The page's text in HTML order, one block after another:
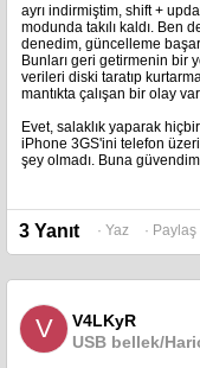
Velhasıl kelam, konuyla
bahsettiğim özelliklere
Teşekkürler.
ayrı indirmiştim, shift +
modunda takılı kaldı. Ben
denedim, güncelleme
Bunları geri getirmenin bir
verileri diski taratıp
mantıkta çalışan bir olay var
Evet, salaklık yaparak
iPhone 3GS'ini telefon
şey olmadı. Buna
3 Yanıt · Yaz · Paylaş
V
V4LKyR
USB bellek/